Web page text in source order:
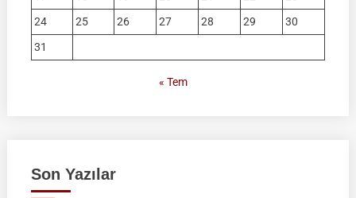
24
25 26 27 28 29
30
31
« Tem
Son Yazılar